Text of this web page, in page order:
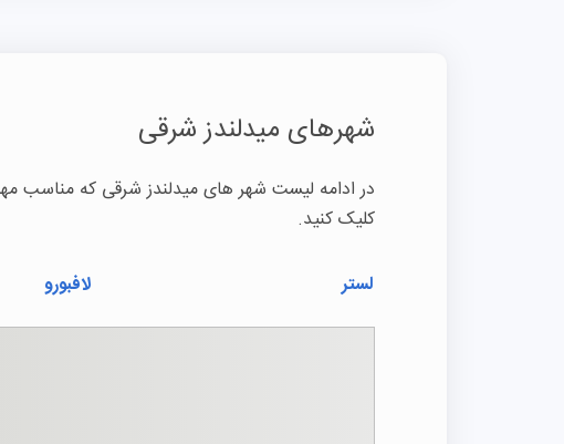
شهرهای میدلندز شرقی
در ادامه لیست شهر های میدلندز شرقی که مناسب
کلیک کنید.
لستر لافبورو